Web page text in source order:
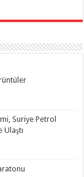
Suriye Petrol
Ulaştı